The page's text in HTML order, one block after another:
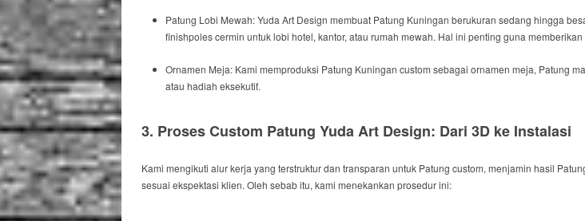
Patung Lobi Mewah:Yuda Art Design membuat Patung Kuningan berukuran sedang hingga
finishpoles cermin untuk lobi hotel, kantor, atau rumah mewah. Hal ini penting guna memberikan
Ornamen Meja: Kami memproduksi Patung Kuningan custom sebagai ornamen meja, Patung
atau hadiah eksekutif.
3. ProsesCustom Patung Yuda Art Design: Dari 3D ke Instalasi
Kami mengikuti alur kerja yang terstruktur dan transparan untuk Patung custom, menjamin hasil
sesuai ekspektasi klien. Oleh sebab itu, kami menekankan prosedur ini: